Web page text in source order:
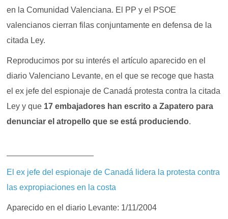
en la Comunidad Valenciana. El PP y el PSOE
valencianos cierran filas conjuntamente en defensa de la
citada Ley.
Reproducimos por su interés el artículo aparecido en el
diario Valenciano Levante, en el que se recoge que hasta
el ex jefe del espionaje de Canadá protesta contra la citada
Ley y que 17 embajadores han escrito a Zapatero para
denunciar el atropello que se está produciendo.
El ex jefe del espionaje de Canadá lidera la protesta contra
las expropiaciones en la costa
Aparecido en el diario Levante: 1/11/2004